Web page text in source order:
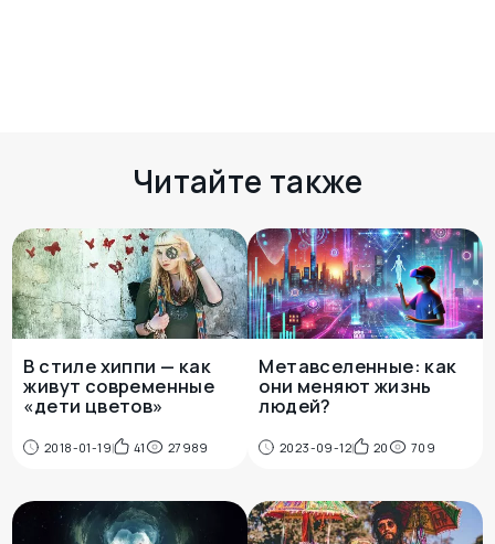
Читайте также
В стиле хиппи — как
живут современные
«дети цветов»
2018-01-19 41 27989
Метавселенные: как
они меняют жизнь
людей?
2023-09-12 20 709